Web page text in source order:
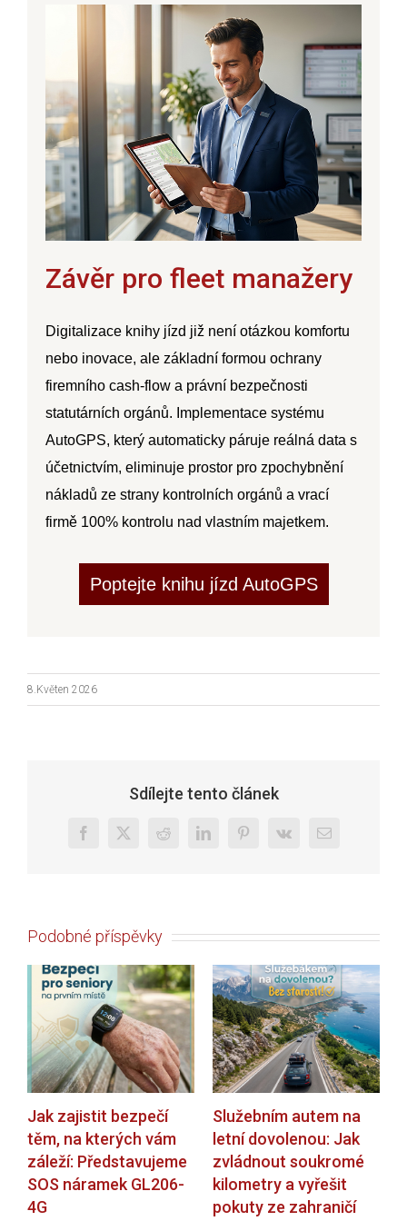
Závěr pro fleet manažery
Digitalizace knihy jízd již není otázkou komfortu
nebo inovace, ale základní formou ochrany
firemního cash-flow a právní bezpečnosti
statutárních orgánů. Implementace systému
AutoGPS, který automaticky páruje reálná data s
účetnictvím, eliminuje prostor pro zpochybnění
nákladů ze strany kontrolních orgánů a vrací
firmě 100% kontrolu nad vlastním majetkem.
Poptejte knihu jízd AutoGPS
8.Květen 2026
Sdílejte tento článek
Facebook
X RedditLinkedInPinterest
Vk
E-
Podobné příspěvky
Jak zajistit bezpečí
těm, na kterých vám
záleží: Představujeme
SOS náramek GL206-
4G
Služebním autem na
letní dovolenou: Jak
zvládnout soukromé
kilometry a vyřešit
pokuty ze zahraničí